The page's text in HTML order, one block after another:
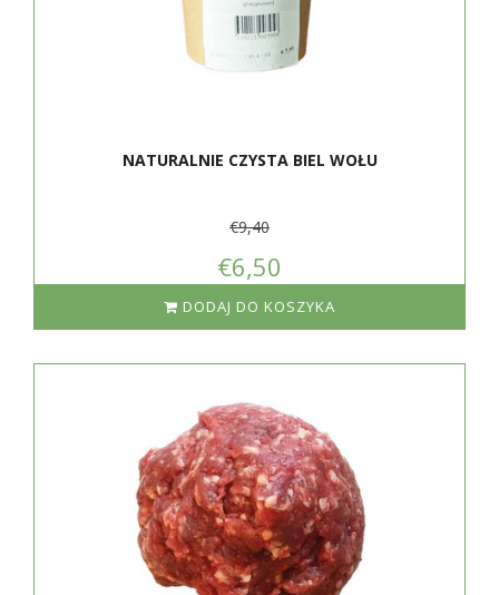
NATURALNIE CZYSTA BIEL WOŁU
€9,40
€6,50
DODAJ DO KOSZYKA